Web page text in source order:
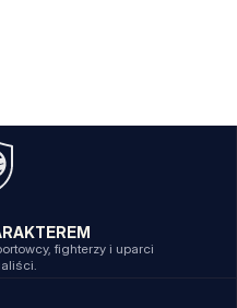
fighterzy i uparci